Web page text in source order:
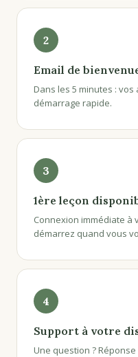
2
Email de
Dans les 5 minutes :
démarrage rapide.
3
1ère leçon
Connexion immédiate à
démarrez quand vous
4
Support à votre
Une question ?